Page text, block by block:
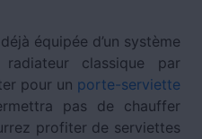
équipée d’un système
classique par
pour un porte-serviette
pas de chauffer
profiter de serviettes